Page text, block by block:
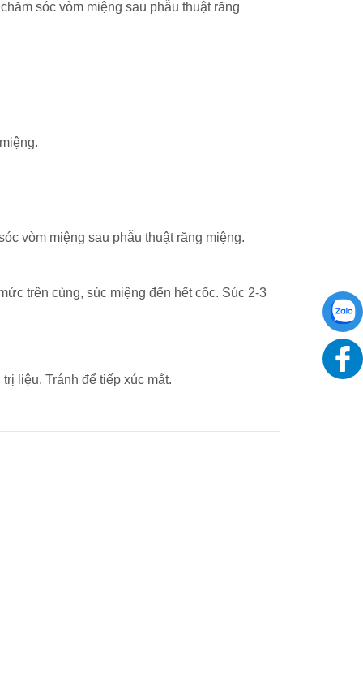
sóc vòm miệng sau phẫu thuật răng
vòm miệng sau phẫu thuật răng miệng.
trên cùng, súc miệng đến hết cốc. Súc 2-3
liệu. Tránh để tiếp xúc mắt.